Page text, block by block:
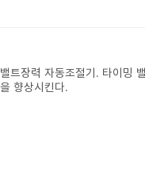
밸트장력 자동조절기. 타이밍
을 향상시킨다.